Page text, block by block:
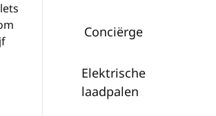
Conciërge
Elektrische
laadpalen